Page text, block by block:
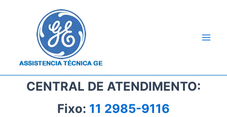
CENTRAL DE ATENDIMENTO:
Fixo: 11 2985-9116